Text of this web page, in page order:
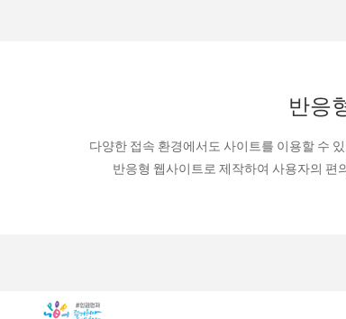
반응
다양한 접속 환경에서도 사이트를 이용할 수
반응형 웹사이트로 제작하여 사용자의 편